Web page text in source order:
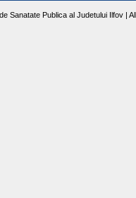
Sanatate Publica al Judetului Ilfov |